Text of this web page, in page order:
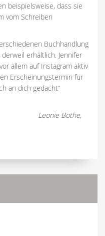
beispielsweise, dass sie
vom Schreiben
Buchhandlung
erhältlich. Jennifer
allem auf Instagram aktiv
Erscheinungstermin für
an dich gedacht“
Leonie Bothe,